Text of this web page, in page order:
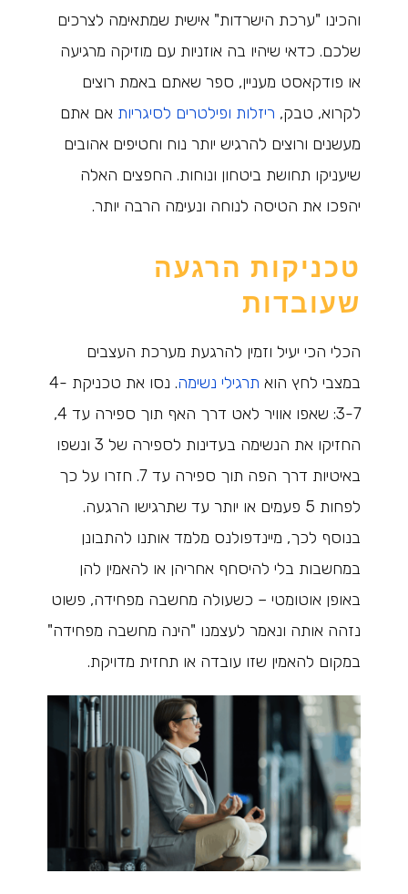
והכינו "ערכת הישרדות" אישית שמתאימה לצרכים
שלכם. כדאי שיהיו בה אוזניות עם מוזיקה מרגיעה
או פודקאסט מעניין, ספר שאתם באמת רוצים
לקרוא, טבק, ריזלות ופילטרים לסיגריות אם אתם
מעשנים ורוצים להרגיש יותר נוח וחטיפים אהובים
שיעניקו תחושת ביטחון ונוחות. החפצים האלה
יהפכו את הטיסה לנוחה ונעימה הרבה יותר.
טכניקות הרגעה
שעובדות
הכלי הכי יעיל וזמין להרגעת מערכת העצבים
במצבי לחץ הוא תרגילי נשימה
. נסו את טכניקת 4-
3-7: שאפו אוויר לאט דרך האף תוך ספירה עד 4,
החזיקו את הנשימה בעדינות לספירה של 3 ונשפו
באיטיות דרך הפה תוך ספירה עד 7. חזרו על כך
לפחות 5 פעמים או יותר עד שתרגישו הרגעה.
בנוסף לכך, מיינדפולנס מלמד אותנו להתבונן
במחשבות בלי להיסחף אחריהן או להאמין להן
באופן אוטומטי – כשעולה מחשבה מפחידה, פשוט
נזהה אותה ונאמר לעצמנו "הינה מחשבה מפחידה"
במקום להאמין שזו עובדה או תחזית מדויקת.